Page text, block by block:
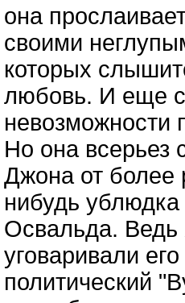
она
своими
которых
любовь. И еще
невозможности
Но она всерьез
Джона от более
нибудь
Освальда.
уговаривали
политический